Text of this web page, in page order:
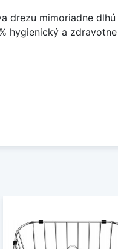
drezu mimoriadne
a